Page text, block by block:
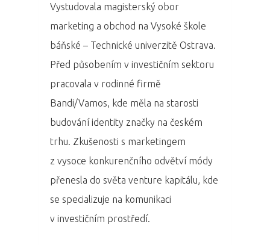
Vystudovala magisterský obor
marketing a obchod na Vysoké škole
báňské – Technické univerzitě Ostrava.
Před působením v investičním sektoru
pracovala v rodinné firmě
Bandi/Vamos, kde měla na starosti
budování identity značky na českém
trhu. Zkušenosti s marketingem
z vysoce konkurenčního odvětví módy
přenesla do světa venture kapitálu, kde
se specializuje na komunikaci
v investičním prostředí.
Domů
Program 26.3.
Program 27.3.
Osobnosti
Dopad
Aktuality
Partneři